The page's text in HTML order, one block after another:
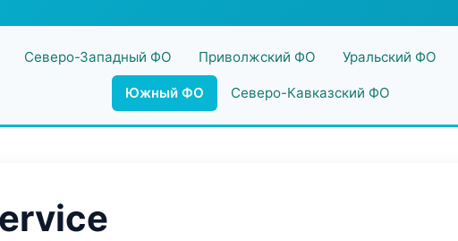
Северо-Западный ФО Приволжский ФО Уральский ФО
Южный ФО Северо-Кавказский ФО